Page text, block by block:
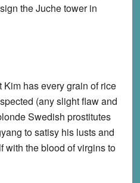
the Juche tower in
Kim has every grain of rice
(any slight flaw and
Swedish prostitutes
to satisy his lusts and
with the blood of virgins to